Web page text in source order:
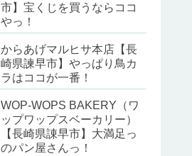
市】宝くじを買うならココ
やっ！
からあげマルヒサ本店【長
崎県諫早市】やっぱり鳥カ
ラはココが一番！
WOP-WOPS BAKERY（ワ
ップワップスベーカリー）
【長崎県諌早市】大満足っ
のパン屋さんっ！